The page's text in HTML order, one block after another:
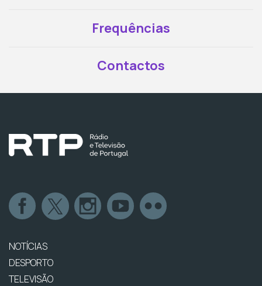
Frequências
Contactos
NOTÍCIAS
DESPORTO
TELEVISÃO